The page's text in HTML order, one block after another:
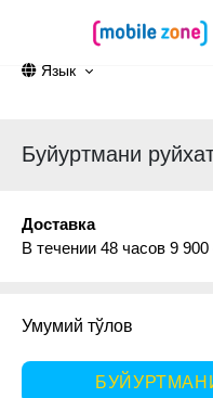
Язык
Буйуртмани
Доставка
В течении 48 часов 9
Умумий тўлов